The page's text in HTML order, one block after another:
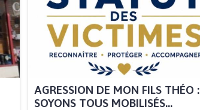
AGRESSION DE MON FILS THÉO :
SOYONS TOUS MOBILISÉS...